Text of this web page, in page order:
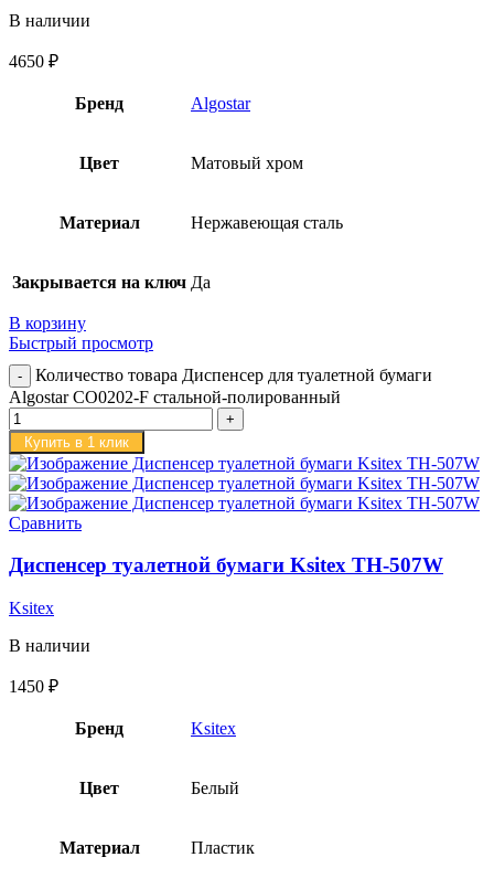
В наличии
4650 ₽
Бренд Algostar
Цвет Матовый хром
Материал Нержавеющая сталь
Закрывается на ключ Да
В корзину
Быстрый просмотр
Количество товара Диспенсер для туалетной бумаги
Algostar CO0202-F стальной-полированный
Купить в 1 клик
Сравнить
Диспенсер туалетной бумаги Ksitex TH-507W
Ksitex
В наличии
1450 ₽
Бренд Ksitex
Цвет Белый
Материал Пластик